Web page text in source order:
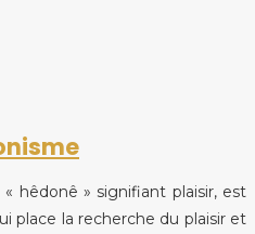
hêdonê » signifiant plaisir, est
place la recherche du plaisir et